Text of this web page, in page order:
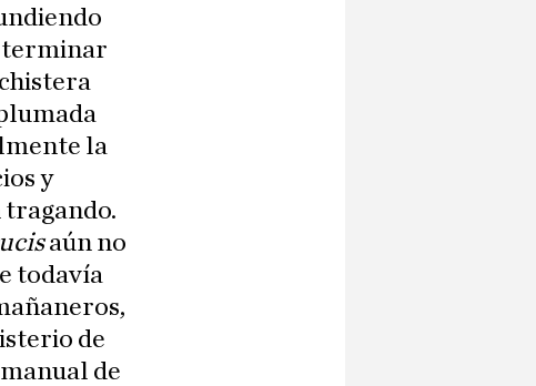
terminar
la
y
tragando.
aún no
todavía
de
de